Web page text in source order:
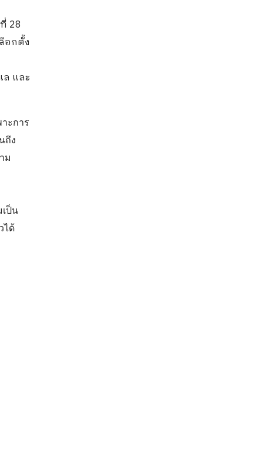
28
อกตั้ง
ล และ
ะการ
ถึง
ม
ป็น
ได้